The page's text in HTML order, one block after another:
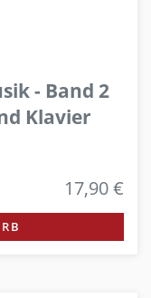
- Band 2
Klavier
17,90 €